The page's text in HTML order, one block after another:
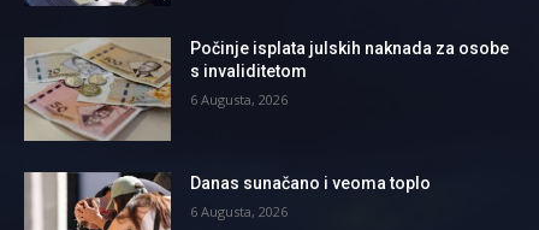
Počinje isplata julskih naknada za osobe
s invaliditetom
6 Augusta, 2026
Danas sunačano i veoma toplo
6 Augusta, 2026